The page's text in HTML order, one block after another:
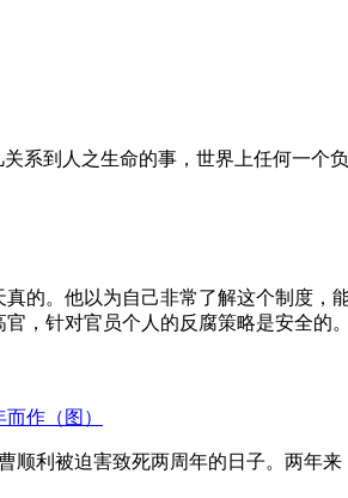
系到人之生命的事，世界上任何一个
的。他以为自己非常了解这个制度
，针对官员个人的反腐策略是安全的。
作（图）
顺利被迫害致死两周年的日子。两年